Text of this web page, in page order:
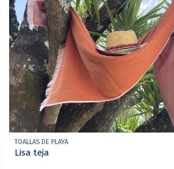
TOALLAS DE PLAYA
Lisa teja